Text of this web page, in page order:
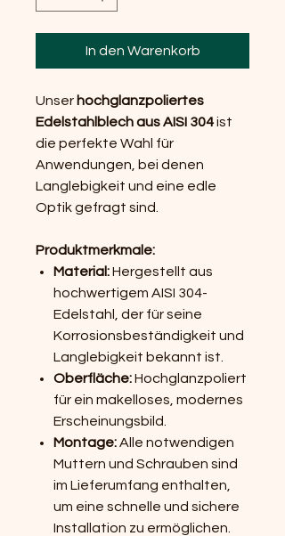
In den Warenkorb
Unser hochglanzpoliertes
Edelstahlblech aus AISI 304ist
die perfekte Wahl für
Anwendungen, bei denen
Langlebigkeit und eine edle
Optik gefragt sind.
Produktmerkmale:
Material:Hergestellt aus
hochwertigem AISI 304-
Edelstahl, der für seine
Korrosionsbeständigkeit und
Langlebigkeit bekannt ist.
Oberfläche:Hochglanzpoliert
für ein makelloses, modernes
Erscheinungsbild.
Montage:Alle notwendigen
Muttern und Schrauben sind
im Lieferumfang enthalten,
um eine schnelle und sichere
Installation zu ermöglichen.